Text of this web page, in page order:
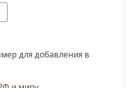
для добавления в